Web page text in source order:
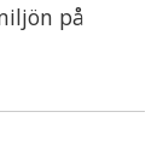
på